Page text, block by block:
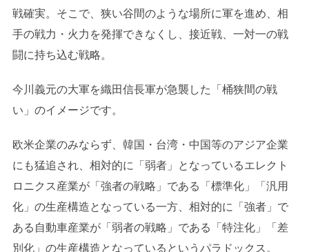
戦確実。そこで、狭い谷間のような場所に軍を進め、相
手の戦力・火力を発揮できなくし、接近戦、一対一の戦
闘に持ち込む戦略。
今川義元の大軍を織田信長軍が急襲した「桶狭間の戦
い」のイメージです。
欧米企業のみならず、韓国・台湾・中国等のアジア企業
にも猛追され、相対的に「弱者」となっているエレクト
ロニクス産業が「強者の戦略」である「標準化」「汎用
化」の生産構造となっている一方、相対的に「強者」で
ある自動車産業が「弱者の戦略」である「特注化」「差
別化」の生産構造となっているというパラドックス。